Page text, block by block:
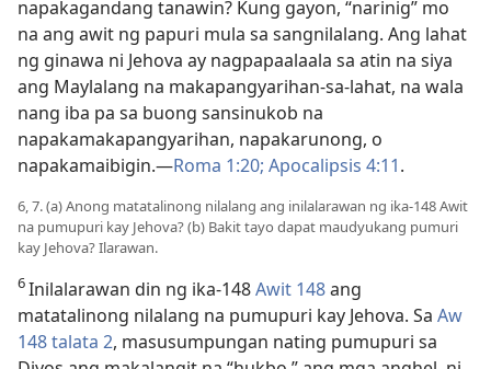
napakagandang tanawin? Kung gayon, “narinig” mo
na ang awit ng papuri mula sa sangnilalang. Ang lahat
ng ginawa ni Jehova ay nagpapaalaala sa atin na siya
ang Maylalang na makapangyarihan-sa-lahat, na wala
nang iba pa sa buong sansinukob na
napakamakapangyarihan, napakarunong, o
napakamaibigin.​—Roma 1:20; Apocalipsis 4:11.
6, 7. (a) Anong matatalinong nilalang ang inilalarawan ng ika-148 Awit
na pumupuri kay Jehova? (b) Bakit tayo dapat maudyukang pumuri
kay Jehova? Ilarawan.
6Inilalarawan din ng ika-148Awit 148ang
matatalinong nilalang na pumupuri kay Jehova. Sa Aw
148 talata 2, masusumpungan nating pumupuri sa